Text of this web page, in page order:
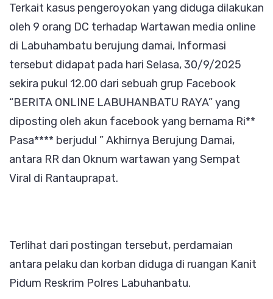
7
Pelaku
Buron,
Apakah
Bisa
RJ
?
Terkait kasus pengeroyokan yang diduga dilakukan
oleh 9 orang DC terhadap Wartawan media online
di Labuhambatu berujung damai, Informasi
tersebut didapat pada hari Selasa, 30/9/2025
sekira pukul 12.00 dari sebuah grup Facebook
“BERITA ONLINE LABUHANBATU RAYA” yang
diposting oleh akun facebook yang bernama Ri**
Pasa**** berjudul ” Akhirnya Berujung Damai,
antara RR dan Oknum wartawan yang Sempat
Viral di Rantauprapat.
Terlihat dari postingan tersebut, perdamaian
antara pelaku dan korban diduga di ruangan Kanit
Pidum Reskrim Polres Labuhanbatu.